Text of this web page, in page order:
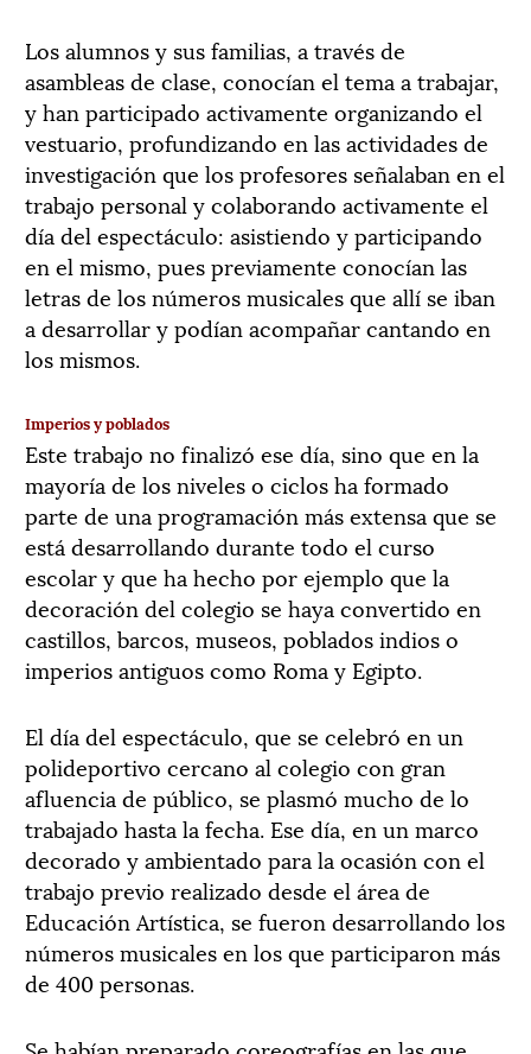
Los alumnos y sus familias, a través de
asambleas de clase, conocían el tema a trabajar,
y han participado activamente organizando el
vestuario, profundizando en las actividades de
investigación que los profesores señalaban en el
trabajo personal y colaborando activamente el
día del espectáculo: asistiendo y participando
en el mismo, pues previamente conocían las
letras de los números musicales que allí se iban
a desarrollar y podían acompañar cantando en
los mismos.
Imperios y poblados
Este trabajo no finalizó ese día, sino que en la
mayoría de los niveles o ciclos ha formado
parte de una programación más extensa que se
está desarrollando durante todo el curso
escolar y que ha hecho por ejemplo que la
decoración del colegio se haya convertido en
castillos, barcos, museos, poblados indios o
imperios antiguos como Roma y Egipto.
El día del espectáculo, que se celebró en un
polideportivo cercano al colegio con gran
afluencia de público, se plasmó mucho de lo
trabajado hasta la fecha. Ese día, en un marco
decorado y ambientado para la ocasión con el
trabajo previo realizado desde el área de
Educación Artística, se fueron desarrollando los
números musicales en los que participaron más
de 400 personas.